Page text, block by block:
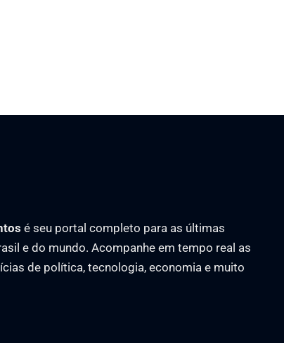
é seu portal completo para as últimas
e do mundo. Acompanhe em tempo real as
de política, tecnologia, economia e muito